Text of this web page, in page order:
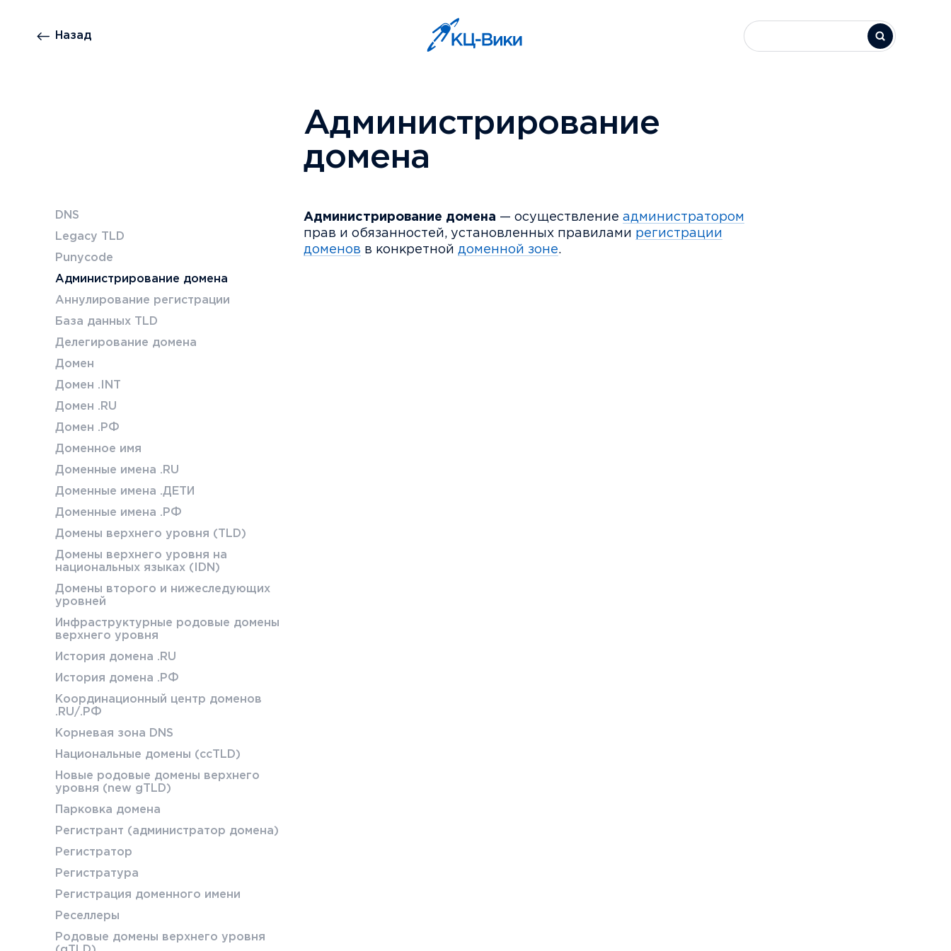
Назад
Администрирование
домена
DNS
Legacy TLD
Punycode
Администрирование домена
Аннулирование регистрации
База данных TLD
Делегирование домена
Домен
Домен .INT
Домен .RU
Домен .РФ
Доменное имя
Доменные имена .RU
Доменные имена .ДЕТИ
Доменные имена .РФ
Домены верхнего уровня (TLD)
Домены верхнего уровня на
национальных языках (IDN)
Домены второго и нижеследующих
уровней
Инфраструктурные родовые домены
верхнего уровня
История домена .RU
История домена .РФ
Координационный центр доменов
.RU/.РФ
Корневая зона DNS
Национальные домены (ccTLD)
Новые родовые домены верхнего
уровня (new gTLD)
Парковка домена
Регистрант (администратор домена)
Регистратор
Регистратура
Регистрация доменного имени
Реселлеры
Родовые домены верхнего уровня
Администрирование домена — осуществление администратором
прав и обязанностей, установленных правилами регистрации
доменов в конкретной доменной зоне.